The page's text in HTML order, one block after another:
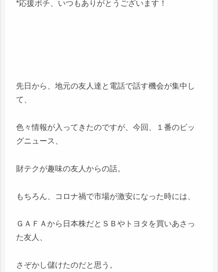
*応援ポチ、いつもありがとうございます！
先日から、地元の友人達と電話で話す機会が集中し
て、
色々情報が入ってきたのですが、今回、１番のビッ
グニュース、
財テクが趣味の友人からの話。
もちろん、コロナ禍で市場が激安になった時には、
ＧＡＦＡから日本株だとＳＢやトヨタを買いあさっ
た友人、
さぞかし儲けたのだと思う。